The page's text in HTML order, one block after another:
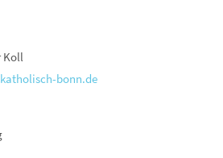
Koll
bonn.de